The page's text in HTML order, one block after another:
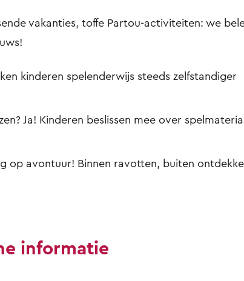
vakanties, toffe Partou-activiteiten: we
kinderen spelenderwijs steeds zelfstandiger
Ja! Kinderen beslissen mee over
op avontuur! Binnen ravotten, buiten
informatie